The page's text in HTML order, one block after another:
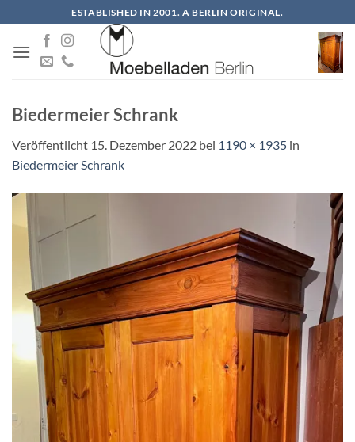
Inhalt
springen
ESTABLISHED IN 2001. A BERLIN ORIGINAL.
Biedermeier Schrank
Veröffentlicht 15. Dezember 2022 bei 1190 × 1935 in
Biedermeier Schrank